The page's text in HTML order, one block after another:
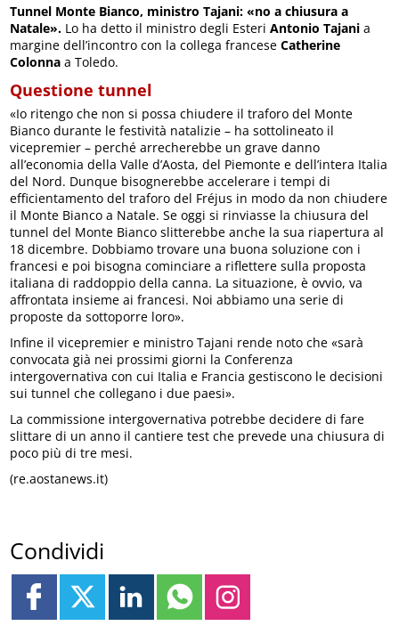
Tunnel Monte Bianco, ministro Tajani: «no a chiusura a
Natale». Lo ha detto il ministro degli EsteriAntonio Tajani a
margine dell’incontro con la collega franceseCatherine
Colonna a Toledo.
Questione tunnel
«Io ritengo che non si possa chiudere il traforo del Monte
Bianco durante le festività natalizie – ha sottolineato il
vicepremier – perché arrecherebbe un grave danno
all’economia della Valle d’Aosta, del Piemonte e dell’intera Italia
del Nord. Dunque bisognerebbe accelerare i tempi di
efficientamento del traforo del Fréjus in modo da non chiudere
il Monte Bianco a Natale. Se oggi si rinviasse la chiusura del
tunnel del Monte Bianco slitterebbe anche la sua riapertura al
18 dicembre. Dobbiamo trovare una buona soluzione con i
francesi e poi bisogna cominciare a riflettere sulla proposta
italiana di raddoppio della canna. La situazione, è ovvio, va
affrontata insieme ai francesi. Noi abbiamo una serie di
proposte da sottoporre loro».
Infine il vicepremier e ministro Tajani rende noto che «sarà
convocata già nei prossimi giorni la Conferenza
intergovernativa con cui Italia e Francia gestiscono le decisioni
sui tunnel che collegano i due paesi».
La commissione intergovernativa potrebbe decidere di fare
slittare di un anno il cantiere test che prevede una chiusura di
poco più di tre mesi.
(re.aostanews.it)
Condividi